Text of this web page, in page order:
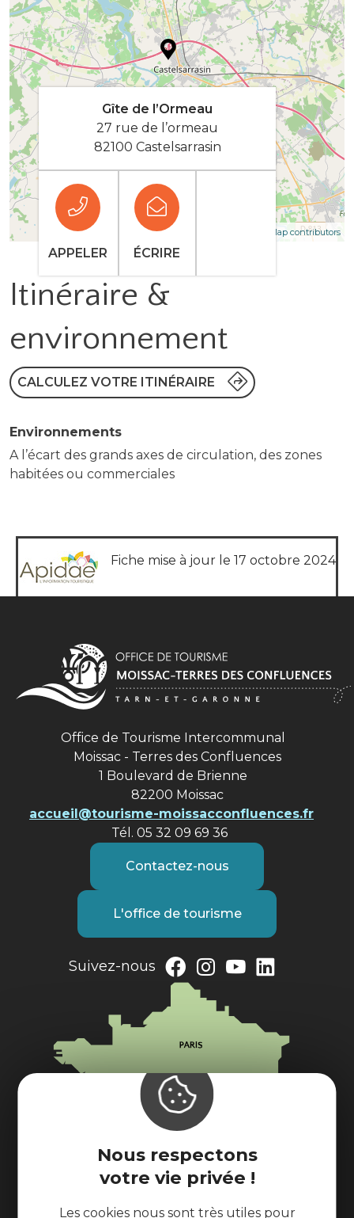
Nous respectons
votre vie privée !
Les cookies nous sont très utiles pour
Leaflet| Map data © OpenStreetMap contributors
Gîte de l’Ormeau
27 rue de l’ormeau
82100 Castelsarrasin
APPELER ÉCRIRE
Itinéraire &
environnement
CALCULEZ VOTRE ITINÉRAIRE
Environnements
A l’écart des grands axes de circulation, des zones
habitées ou commerciales
Fiche mise à jour le 17 octobre 2024
Office de Tourisme Intercommunal
Moissac - Terres des Confluences
1 Boulevard de Brienne
82200 Moissac
accueil@tourisme-moissacconfluences.fr
Tél. 05 32 09 69 36
Contactez-nous
L'office de tourisme
Suivez-nous